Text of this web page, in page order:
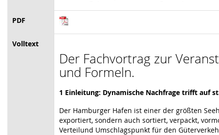
PDF
Volltext
Der Fachvortrag zur
und Formeln.
1 Einleitung: Dynamische Nachfrage trifft auf
Der Hamburger Hafen ist einer der größten
exportiert, sondern auch sortiert, verpackt,
Verteilund Umschlagspunkt für den